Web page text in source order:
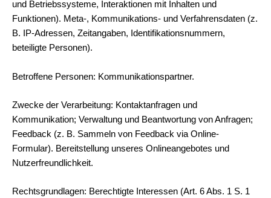
und Betriebssysteme, Interaktionen mit Inhalten und
Funktionen). Meta-, Kommunikations- und Verfahrensdaten (z.
B. IP-Adressen, Zeitangaben, Identifikationsnummern,
beteiligte Personen).
Betroffene Personen: Kommunikationspartner.
Zwecke der Verarbeitung: Kontaktanfragen und
Kommunikation; Verwaltung und Beantwortung von Anfragen;
Feedback (z. B. Sammeln von Feedback via Online-
Formular). Bereitstellung unseres Onlineangebotes und
Nutzerfreundlichkeit.
Rechtsgrundlagen: Berechtigte Interessen (Art. 6 Abs. 1 S. 1